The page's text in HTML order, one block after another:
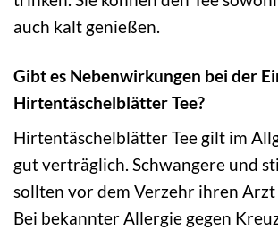
auch kalt genießen.
Gibt es Nebenwirkungen bei der
Hirtentäschelblätter Tee?
Hirtentäschelblätter Tee gilt im
gut verträglich. Schwangere und
sollten vor dem Verzehr ihren
Bei bekannter Allergie gegen